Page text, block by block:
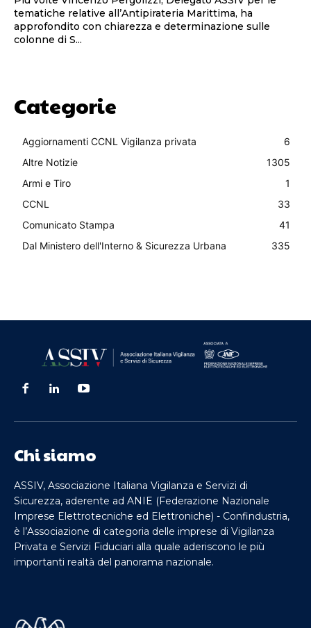
tematiche relative all’Antipirateria Marittima, ha
approfondito con chiarezza e determinazione sulle
colonne di S...
Categorie
Aggiornamenti CCNL Vigilanza privata
6
Altre Notizie
1305
Armi e Tiro
1
CCNL
33
Comunicato Stampa
41
Dal Ministero dell'Interno & Sicurezza Urbana
335
Chi siamo
ASSIV, Associazione Italiana Vigilanza e Servizi di
Sicurezza, aderente ad ANIE (Federazione Nazionale
Imprese Elettrotecniche ed Elettroniche) - Confindustria,
è l’Associazione di categoria delle imprese di Vigilanza
Privata e Servizi Fiduciari alla quale aderiscono le più
importanti realtà del panorama nazionale.